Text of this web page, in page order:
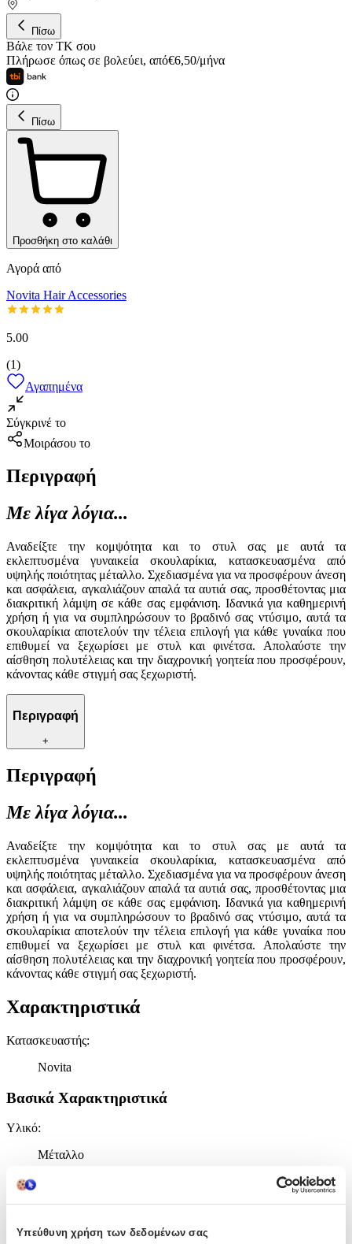
Υπεύθυνη χρήση των δεδομένων σας
Πίσω
Βάλε τον ΤΚ σου
Πλήρωσε όπως σε βολεύει, από€6,50/μήνα
Πίσω
Προσθήκη στο καλάθι
Αγορά από
Novita Hair Accessories
5.00
(1)
Αγαπημένα
Σύγκρινέ το
Μοιράσου το
Περιγραφή
Με λίγα λόγια...
Αναδείξτε την κομψότητα και το στυλ σας με αυτά τα
εκλεπτυσμένα γυναικεία σκουλαρίκια, κατασκευασμένα από
υψηλής ποιότητας μέταλλο. Σχεδιασμένα για να προσφέρουν άνεση
και ασφάλεια, αγκαλιάζουν απαλά τα αυτιά σας, προσθέτοντας μια
διακριτική λάμψη σε κάθε σας εμφάνιση. Ιδανικά για καθημερινή
χρήση ή για να συμπληρώσουν το βραδινό σας ντύσιμο, αυτά τα
σκουλαρίκια αποτελούν την τέλεια επιλογή για κάθε γυναίκα που
επιθυμεί να ξεχωρίσει με στυλ και φινέτσα. Απολαύστε την
αίσθηση πολυτέλειας και την διαχρονική γοητεία που προσφέρουν,
κάνοντας κάθε στιγμή σας ξεχωριστή.
Περιγραφή
+
Περιγραφή
Με λίγα λόγια...
Αναδείξτε την κομψότητα και το στυλ σας με αυτά τα
εκλεπτυσμένα γυναικεία σκουλαρίκια, κατασκευασμένα από
υψηλής ποιότητας μέταλλο. Σχεδιασμένα για να προσφέρουν άνεση
και ασφάλεια, αγκαλιάζουν απαλά τα αυτιά σας, προσθέτοντας μια
διακριτική λάμψη σε κάθε σας εμφάνιση. Ιδανικά για καθημερινή
χρήση ή για να συμπληρώσουν το βραδινό σας ντύσιμο, αυτά τα
σκουλαρίκια αποτελούν την τέλεια επιλογή για κάθε γυναίκα που
επιθυμεί να ξεχωρίσει με στυλ και φινέτσα. Απολαύστε την
αίσθηση πολυτέλειας και την διαχρονική γοητεία που προσφέρουν,
κάνοντας κάθε στιγμή σας ξεχωριστή.
Χαρακτηριστικά
Κατασκευαστής:
Novita
Βασικά Χαρακτηριστικά
Υλικό:
Μέταλλο
Επιχρυσωμένα
Όχι
Περιοχή: